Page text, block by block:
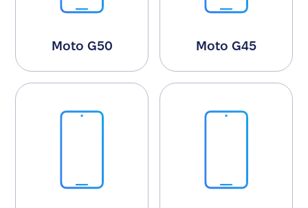
Moto G50 Moto G45